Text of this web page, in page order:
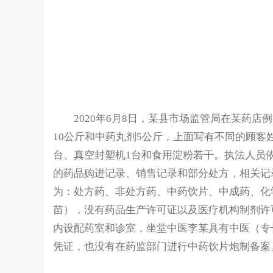
2020年6月8日，某县市场监管局在某药店例
10公斤和中药丸剂5公斤，上面写有不同的顾
台、真空封塑机1台和食用淀粉若干。执法人
的药品购进记录、销售记录和部分处方，相关
为：处方药、非处方药、中药饮片、中成药、
苗），没有药品生产许可证以及医疗机构制剂
内设配药室和诊室，坐堂中医李某具有中医（
凭证，也没有在药监部门进行中药饮片炮制备案